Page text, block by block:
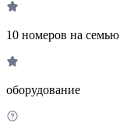
10 номеров на семью
оборудование